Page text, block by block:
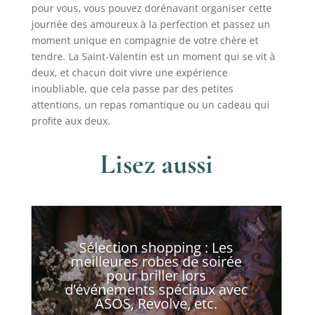
pour vous, vous pouvez dorénavant organiser cette
journée des amoureux à la perfection et passez un
moment unique en compagnie de votre chère et
tendre. La Saint-Valentin est un moment qui se vit à
deux, et chacun doit vivre une expérience
inoubliable, que cela passe par des petites
attentions, un repas romantique ou un cadeau qui
profite aux deux.
Lisez aussi
Sélection shopping : Les
meilleures robes de soirée
pour briller lors
d’événements spéciaux avec
ASOS, Revolve, etc.